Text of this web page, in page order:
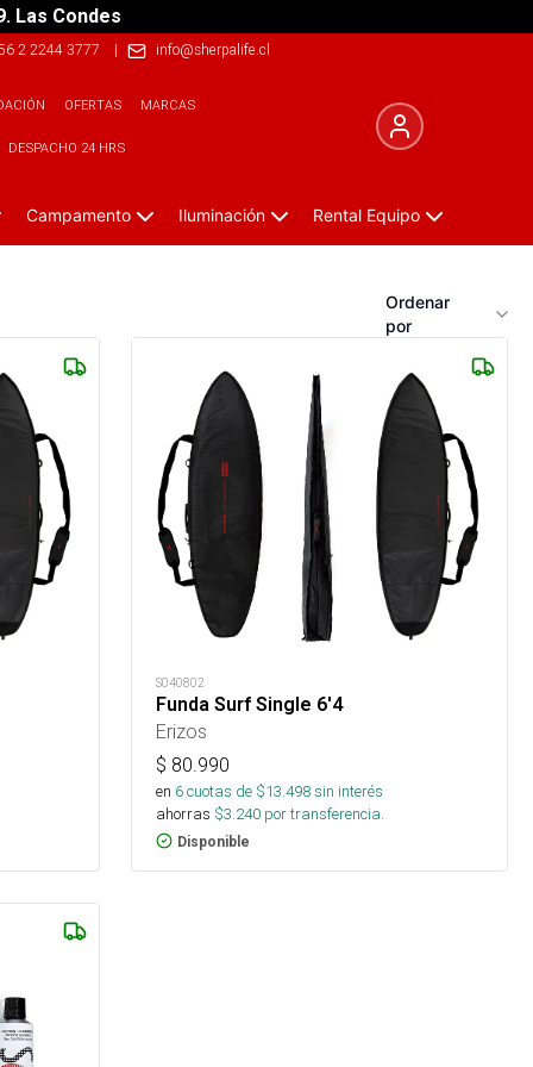
Las Condes
2 2244 3777 | info@sherpalife.cl
OFERTAS MARCAS
DESPACHO 24 HRS
Campamento Iluminación Rental Equipo
Ordenar
por
S040802
Funda Surf Single 6'4
Erizos
$ 80.990
en 6cuotas de $13.498sin interés
ahorras $3.240 por transferencia.
Disponible